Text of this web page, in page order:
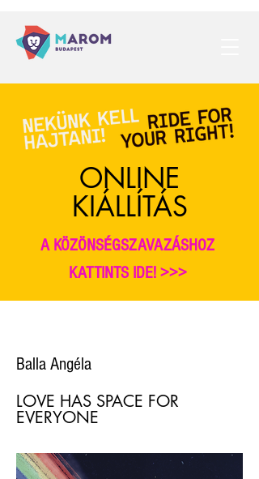
ONLINE
KIÁLLÍTÁS
A KÖZÖNSÉGSZAVAZÁSHOZ
KATTINTS IDE! >>>
Balla Angéla
LOVE HAS SPACE FOR
EVERYONE